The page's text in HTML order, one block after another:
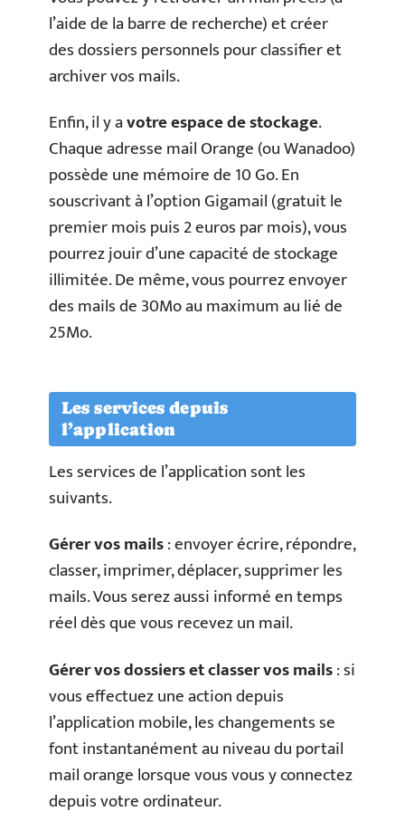
l’aide de la barre de recherche) et créer
des dossiers personnels pour classifier et
archiver vos mails.
Enfin, il y avotre espace de stockage.
Chaque adresse mail Orange (ou Wanadoo)
possède une mémoire de 10 Go. En
souscrivant à l’option Gigamail (gratuit le
premier mois puis 2 euros par mois), vous
pourrez jouir d’une capacité de stockage
illimitée. De même, vous pourrez envoyer
des mails de 30Mo au maximum au lié de
25Mo.
Les services depuis
l’application
Les services de l’application sont les
suivants.
Gérer vos mails: envoyer écrire, répondre,
classer, imprimer, déplacer, supprimer les
mails. Vous serez aussi informé en temps
réel dès que vous recevez un mail.
Gérer vos dossiers et classer vos mails: si
vous effectuez une action depuis
l’application mobile, les changements se
font instantanément au niveau du portail
mail orange lorsque vous vous y connectez
depuis votre ordinateur.